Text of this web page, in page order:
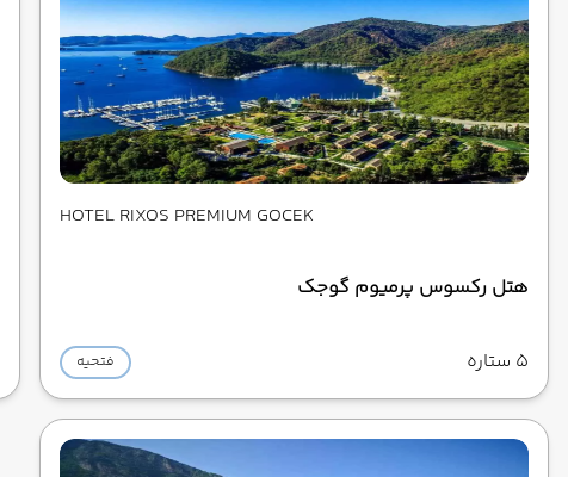
HOTEL RIXOS PREMIUM GOCEK
هتل رکسوس پرمیوم گوجک
5 ستاره فتحیه